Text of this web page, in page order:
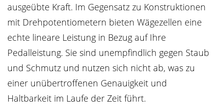
ausgeübte Kraft. Im Gegensatz zu Konstruktionen
mit Drehpotentiometern bieten Wägezellen eine
echte lineare Leistung in Bezug auf Ihre
Pedalleistung. Sie sind unempfindlich gegen Staub
und Schmutz und nutzen sich nicht ab, was zu
einer unübertroffenen Genauigkeit und
Haltbarkeit im Laufe der Zeit führt.